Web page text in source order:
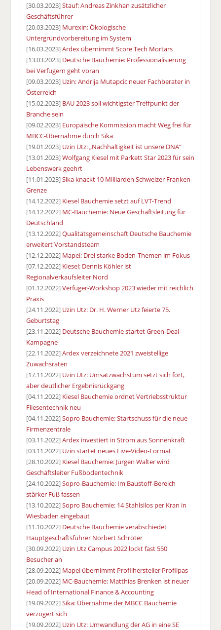
[30.03.2023]Stauf: Andreas Zinkhan zusätzlicher
Geschäftsführer
[20.03.2023] Murexin: Ökologische
Untergrundvorbereitung im System
[16.03.2023]Ardex übernimmt Score Tech Mortars
[13.03.2023] Deutsche Bauchemie: Professionalisierung
bei Verfugern geht voran
[09.03.2023] Uzin: Andrija Mutapcic neuer Fachberater in
Österreich
[15.02.2023] BAU 2023 soll wichtigster Treffpunkt der
Branche sein
[09.02.2023] Europäische Kommission macht Weg frei für
MBCC-Übernahme durch Sika
[19.01.2023] Uzin Utz: „Nachhaltigkeit ist unsere DNA“
[13.01.2023]Wolfgang Kiesel mit Parkett Star 2023 für sein
Lebenswerk geehrt
[11.01.2023]Sika knackt 10 Milliarden Schweizer Franken-
Grenze
[14.12.2022] Kiesel Bauchemie setzt auf LVT-Trend
[14.12.2022] MC-Bauchemie: Neue Geschäftsleitung für
Deutschland
[13.12.2022]Qualitätsgemeinschaft Deutsche Bauchemie
erweitert Vorstandsteam
[12.12.2022] Mapei: Drei starke Boden-Themen im Fokus
[07.12.2022] Kiesel: Dennis Köhler ist
Regionalverkaufsleiter Nord
[01.12.2022]Verfuger-Workshop 2023 wieder mit reichlich
Praxis
[24.11.2022] Uzin Utz: Dr. H. Werner Utz feierte 75.
Geburtstag
[23.11.2022] Deutsche Bauchemie startet Green-Deal-
Kampagne
[22.11.2022]Ardex verzeichnete 2021 zweistellige
Zuwachsraten
[17.11.2022] Uzin Utz: Umsatzwachstum setzt sich fort,
aber deutlicher Ergebnisrückgang
[04.11.2022] Kiesel Bauchemie ordnet Vertriebsstruktur
Fliesentechnik neu
[04.11.2022]Sopro Bauchemie: Startschuss für die neue
Firmenzentrale
[03.11.2022]Ardex investiert in Strom aus Sonnenkraft
[03.11.2022] Uzin startet neues Live-Video-Format
[28.10.2022] Kiesel Bauchemie: Jürgen Walter wird
Geschäftsleiter Fußbodentechnik
[24.10.2022]Sopro-Bauchemie: Im Baustoff-Bereich
stärker Fuß fassen
[13.10.2022]Sopro Bauchemie: 14 Stahlsilos per Kran in
Wiesbaden eingebaut
[11.10.2022] Deutsche Bauchemie verabschiedet
Hauptgeschäftsführer Norbert Schröter
[30.09.2022] Uzin Utz Campus 2022 lockt fast 550
Besucher an
[28.09.2022] Mapei übernimmt Profilhersteller Profilpas
[20.09.2022] MC-Bauchemie: Matthias Brenken ist neuer
Head of International Finance & Accounting
[19.09.2022]Sika: Übernahme der MBCC Bauchemie
verzögert sich
[19.09.2022] Uzin Utz: Umwandlung der AG in eine SE